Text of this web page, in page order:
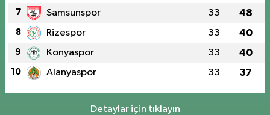
7 Samsunspor 33 48
8 Rizespor 33 40
9 Konyaspor 33 40
10 Alanyaspor 33 37
Detaylar için tıklayın